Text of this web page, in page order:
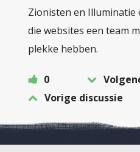
Zionisten en Illuminatie
die websites een team
plekke hebben.
0
Vorige discussie